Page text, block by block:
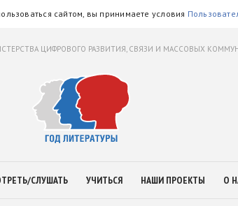
сайтом, вы принимаете условия
ЦИФРОВОГО РАЗВИТИЯ, СВЯЗИ И МАССОВЫХ
СЛУШАТЬ УЧИТЬСЯ НАШИ ПРОЕКТЫ О